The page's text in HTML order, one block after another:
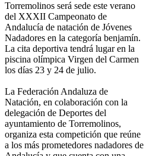
Torremolinos será sede este verano
del XXXII Campeonato de
Andalucía de natación de Jóvenes
Nadadores en la categoría benjamín.
La cita deportiva tendrá lugar en la
piscina olímpica Virgen del Carmen
los días 23 y 24 de julio.
La Federación Andaluza de
Natación, en colaboración con la
delegación de Deportes del
ayuntamiento de Torremolinos,
organiza esta competición que reúne
a los más prometedores nadadores de